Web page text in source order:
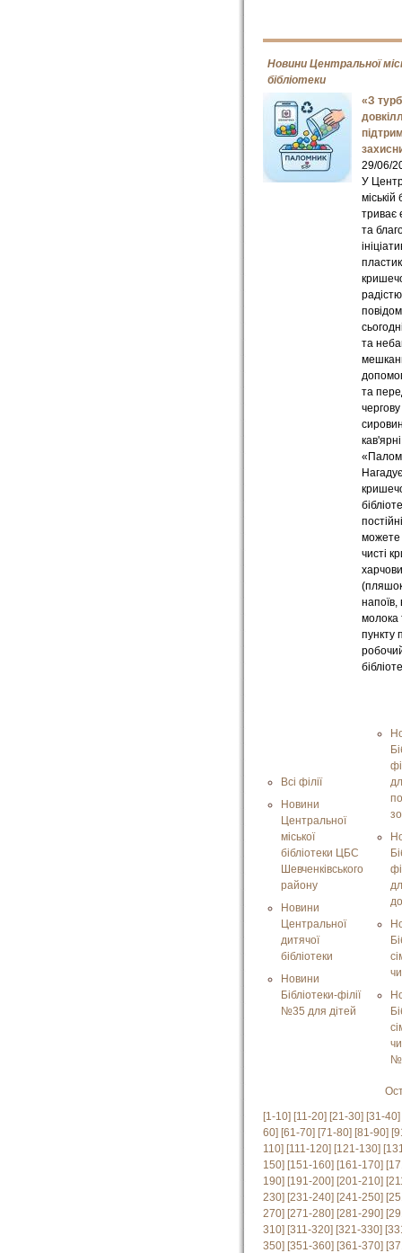
Новини Центральної
бібліотеки
«З
29/06/
У
міській
триває
та
радістю
та
та
кав'ярні
можете
чисті
напоїв,
молока
пункту
Всі філії
Новини
Центральної
міської
бібліотеки ЦБС
Шевченківського
району
Новини
Центральної
дитячої
бібліотеки
Новини
Бібліотеки-філії
№35 для дітей
[1-10] [11-20] [21-30] [31-40]
60] [61-70] [71-80] [81-90]
110] [111-120] [121-130]
150] [151-160] [161-170]
190] [191-200] [201-210]
230] [231-240] [241-250]
270] [271-280] [281-290]
310] [311-320] [321-330]
350] [351-360] [361-370]